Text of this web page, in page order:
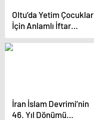
Oltu’da Yetim Çocuklar
İçin Anlamlı İftar
Programı Düzenlendi
İran İslam Devrimi’nin
46. Yıl Dönümü